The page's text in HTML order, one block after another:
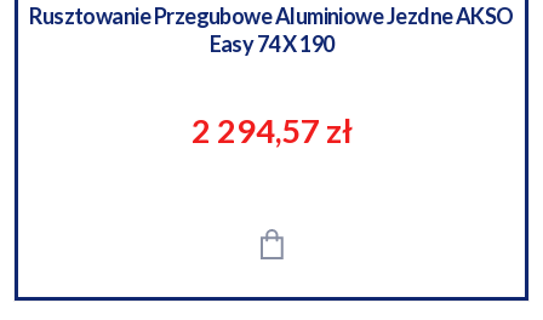
Rusztowanie Przegubowe Aluminiowe Jezdne AKSO
Easy 74 X 190
2 294,57 zł